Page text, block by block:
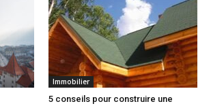
Immobilier
5 conseils pour construire une